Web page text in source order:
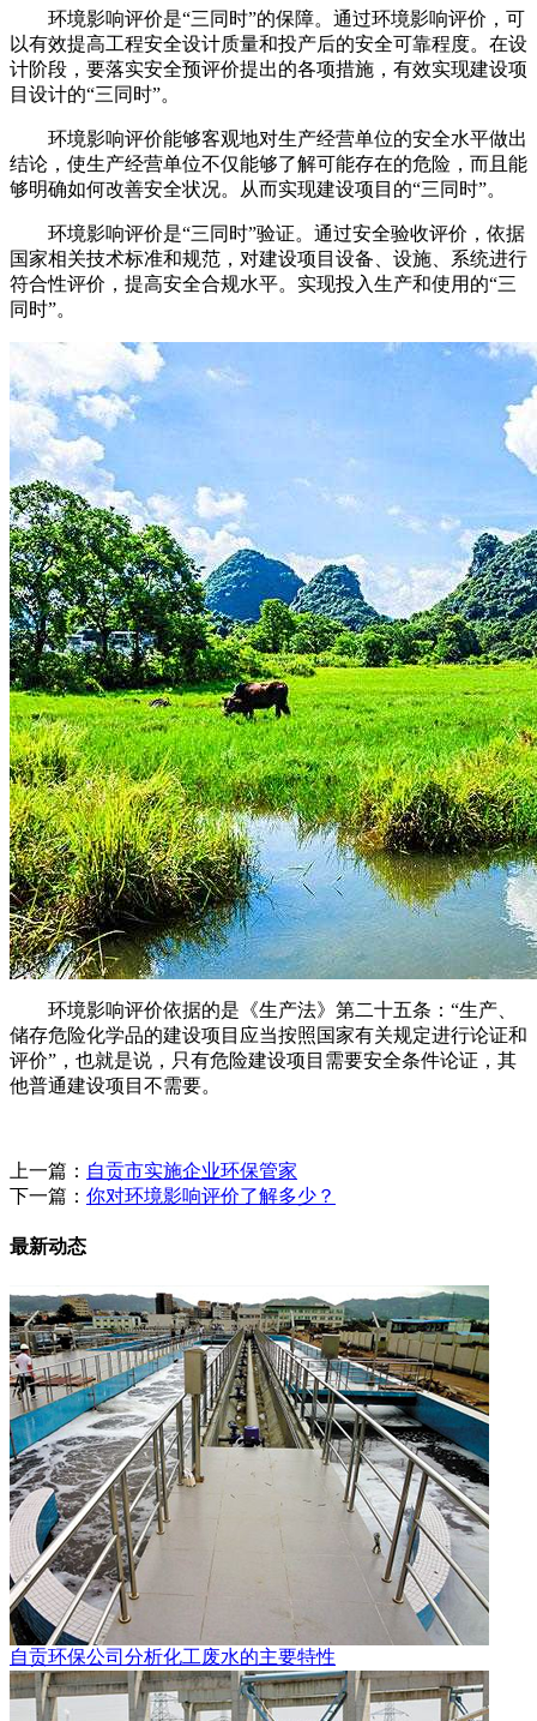
环境影响评价是“三同时”的保障。通过环境影响评价，可
以有效提高工程安全设计质量和投产后的安全可靠程度。在设
计阶段，要落实安全预评价提出的各项措施，有效实现建设项
目设计的“三同时”。
环境影响评价能够客观地对生产经营单位的安全水平做出
结论，使生产经营单位不仅能够了解可能存在的危险，而且能
够明确如何改善安全状况。从而实现建设项目的“三同时”。
环境影响评价是“三同时”验证。通过安全验收评价，依据
国家相关技术标准和规范，对建设项目设备、设施、系统进行
符合性评价，提高安全合规水平。实现投入生产和使用的“三
同时”。
环境影响评价依据的是《生产法》第二十五条：“生产、
储存危险化学品的建设项目应当按照国家有关规定进行论证和
评价”，也就是说，只有危险建设项目需要安全条件论证，其
他普通建设项目不需要。
上一篇： 自贡市实施企业环保管家
下一篇： 你对环境影响评价了解多少？
最新动态
自贡环保公司分析化工废水的主要特性